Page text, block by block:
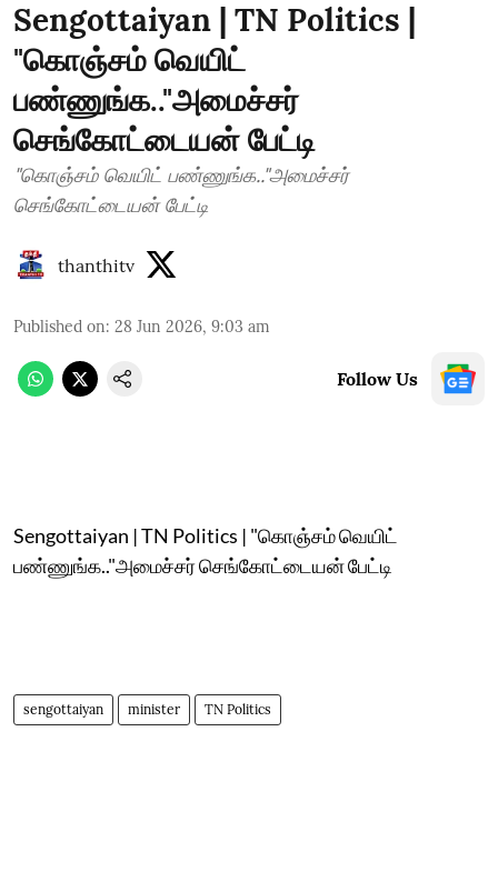
Sengottaiyan | TN Politics |
"கொஞ்சம் வெயிட்
பண்ணுங்க.."அமைச்சர்
செங்கோட்டையன் பேட்டி
"கொஞ்சம் வெயிட் பண்ணுங்க.."அமைச்சர்
செங்கோட்டையன் பேட்டி
thanthitv
Published on: 28 Jun 2026, 9:03 am
Follow Us
Sengottaiyan | TN Politics | "கொஞ்சம் வெயிட்
பண்ணுங்க.."அமைச்சர் செங்கோட்டையன் பேட்டி
sengottaiyan minister TN Politics